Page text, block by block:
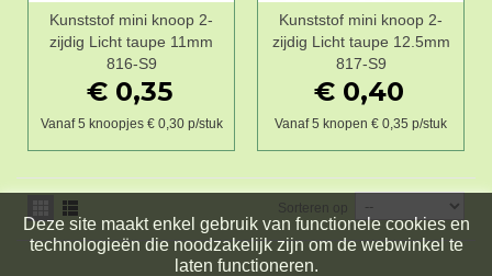
Kunststof mini knoop 2-
zijdig Licht taupe 11mm
816-S9
€ 0,35
Vanaf 5 knoopjes € 0,30 p/stuk
Kunststof mini knoop 2-
zijdig Licht taupe 12.5mm
817-S9
€ 0,40
Vanaf 5 knopen € 0,35 p/stuk
Sorteren op
Deze site maakt enkel gebruik van functionele cookies en
technologieën die noodzakelijk zijn om de webwinkel te
laten functioneren.